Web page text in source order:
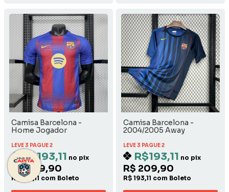
Camisa Barcelona -
Home Jogador
LEVE 3 PAGUE 2
R$193,11 no pix
R$ 209,90
R$ 193,11 com Boleto
Camisa Barcelona -
2004/2005 Away
LEVE 3 PAGUE 2
R$193,11 no pix
R$ 209,90
R$ 193,11 com Boleto